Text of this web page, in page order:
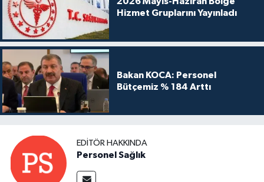
Hizmet Gruplarını Yayınladı
Bakan KOCA: Personel
Bütçemiz % 184 Arttı
EDITÖR HAKKINDA
Personel Sağlık